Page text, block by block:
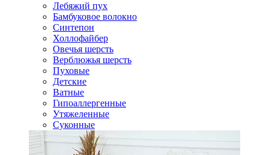
Лебяжий пух
Бамбуковое волокно
Синтепон
Холлофайбер
Овечья шерсть
Верблюжья шерсть
Пуховые
Детские
Ватные
Гипоаллергенные
Утяжеленные
Суконные